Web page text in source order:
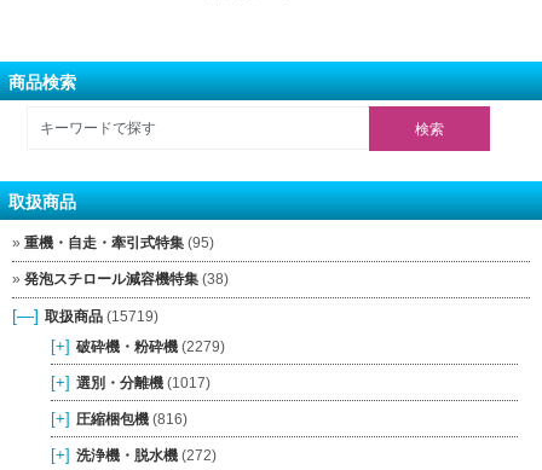
商品検索
取扱商品
重機・自走・牽引式特集 (95)
発泡スチロール減容機特集 (38)
[—] 取扱商品 (15719)
[+] 破砕機・粉砕機 (2279)
[+] 選別・分離機 (1017)
[+] 圧縮梱包機 (816)
[+] 洗浄機・脱水機 (272)